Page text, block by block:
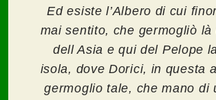
Ed esiste l’Albero di cui
mai sentito, che germogliò là
dell Asia e qui del Pelope
isola, dove Dorici, in questa
germoglio tale, che mano di